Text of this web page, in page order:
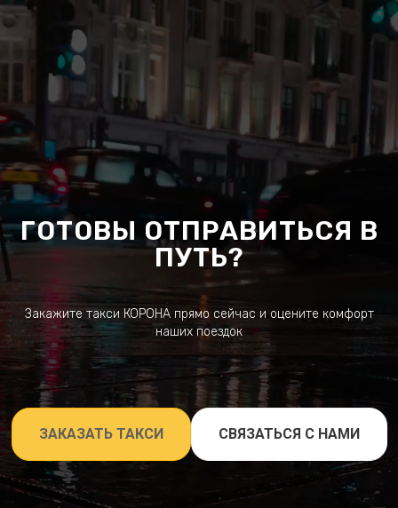
ГОТОВЫ ОТПРАВИТЬСЯ В
ПУТЬ?
Закажите такси КОРОНА прямо сейчас и оцените комфорт
наших поездок
ЗАКАЗАТЬ ТАКСИ СВЯЗАТЬСЯ С НАМИ